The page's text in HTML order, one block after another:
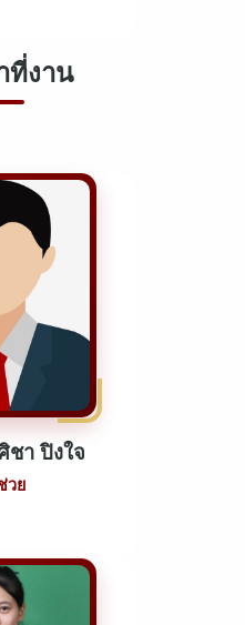
ที่งาน
ชา ปิงใจ
วย